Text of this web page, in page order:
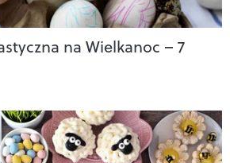
na Wielkanoc – 7